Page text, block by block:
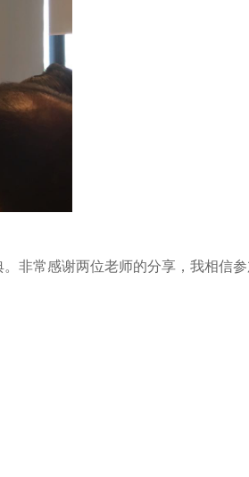
非常感谢两位老师的分享，我相信